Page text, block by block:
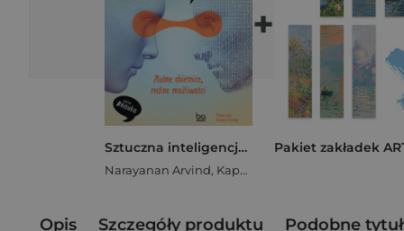
Sztuczna inteligencja. Złudne obietnice, realne możliwości
Narayanan Arvind, Kapoor Sayash
+
Opis Szczegóły produktu Podobne